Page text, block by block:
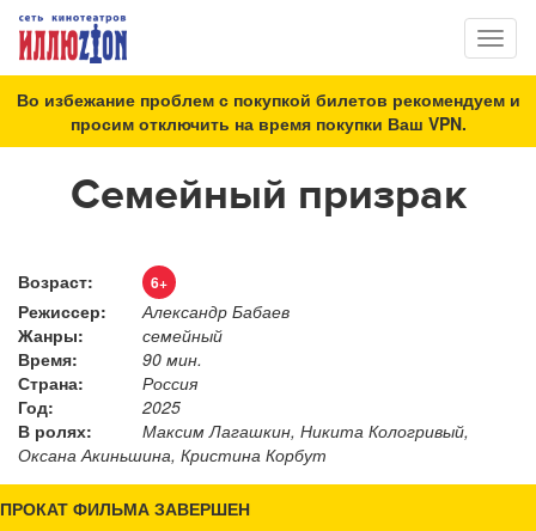
Во избежание проблем с покупкой билетов рекомендуем и
просим отключить на время покупки Ваш VPN.
Семейный призрак
Возраст: 6+
Режиссер:
Александр Бабаев
Жанры:
семейный
Время:
90 мин.
Страна:
Россия
Год:
2025
В ролях:
Максим Лагашкин, Никита Кологривый,
Оксана Акиньшина, Кристина Корбут
ПРОКАТ ФИЛЬМА ЗАВЕРШЕН